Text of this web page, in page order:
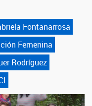
Fontanarrosa
Femenina
Rodríguez